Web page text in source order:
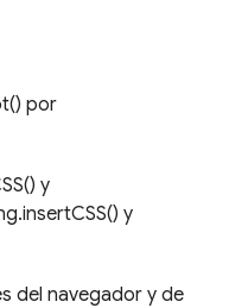
por
y
y
del navegador y de